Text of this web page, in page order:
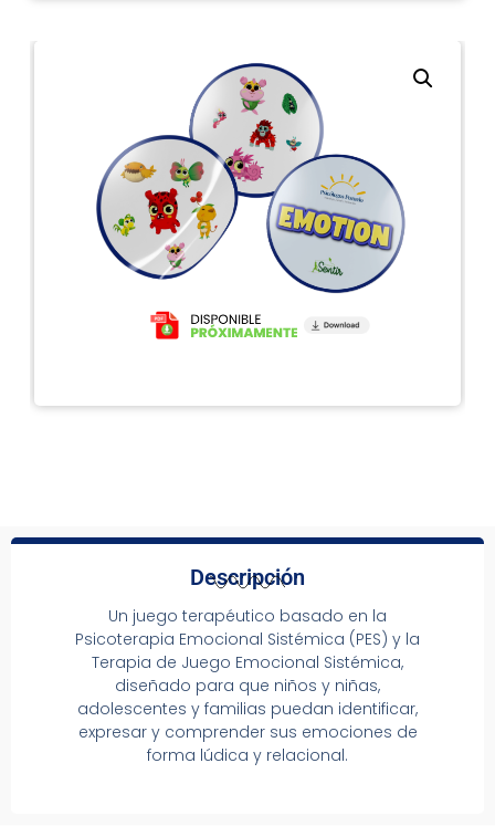
Descripción
Un juego terapéutico basado en la
Psicoterapia Emocional Sistémica (PES) y la
Terapia de Juego Emocional Sistémica,
diseñado para que niños y niñas,
adolescentes y familias puedan identificar,
expresar y comprender sus emociones de
forma lúdica y relacional.